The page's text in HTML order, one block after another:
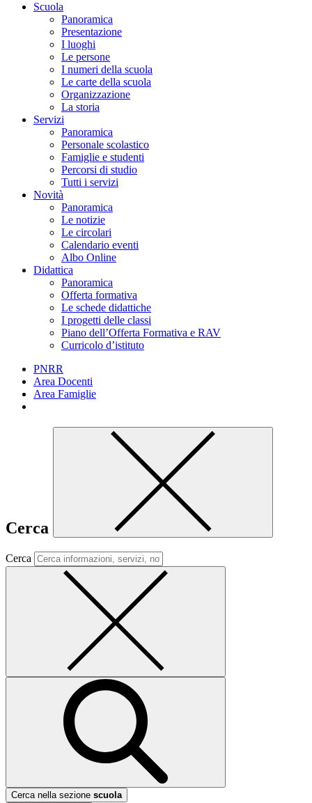
Scuola
Panoramica
Presentazione
I luoghi
Le persone
I numeri della scuola
Le carte della scuola
Organizzazione
La storia
Servizi
Panoramica
Personale scolastico
Famiglie e studenti
Percorsi di studio
Tutti i servizi
Novità
Panoramica
Le notizie
Le circolari
Calendario eventi
Albo Online
Didattica
Panoramica
Offerta formativa
Le schede didattiche
I progetti delle classi
Piano dell’Offerta Formativa e RAV
Curricolo d’istituto
PNRR
Area Docenti
Area Famiglie
Cerca
Cerca
Cerca nella sezione scuola